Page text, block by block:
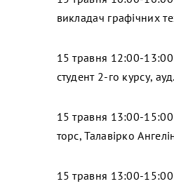
викладач графічних
15 травня 12:00-
студент 2-го курсу,
15 травня 13:00-
торс, Талавірко
15 травня 13:00-